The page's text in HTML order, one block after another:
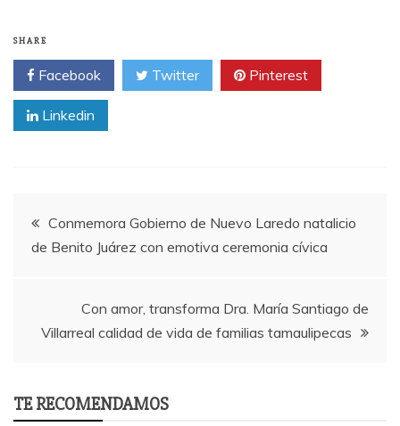
SHARE
Facebook Twitter Pinterest
Linkedin
Post
navigation
Conmemora Gobierno de Nuevo Laredo natalicio
de Benito Juárez con emotiva ceremonia cívica
Con amor, transforma Dra. María Santiago de
Villarreal calidad de vida de familias tamaulipecas
TE RECOMENDAMOS